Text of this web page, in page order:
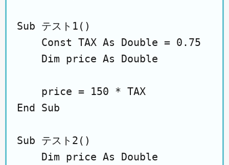
Sub テスト1()
    Const TAX As Double = 0.75
    Dim price As Double
    price = 150 * TAX
End Sub
Sub テスト2()
    Dim price As Double